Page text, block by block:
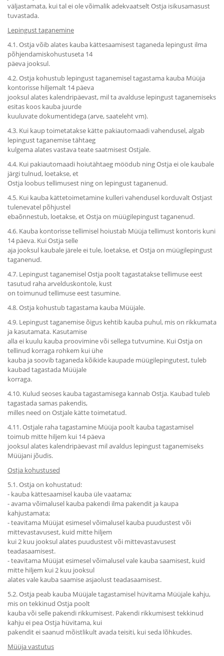
väljastamata, kui tal ei ole võimalik adekvaatselt Ostja isikusamasust
tuvastada.
Lepingust taganemine
4.1. Ostja võib alates kauba kättesaamisest taganeda lepingust ilma
põhjendamiskohustuseta 14
päeva jooksul.
4.2. Ostja kohustub lepingust taganemisel tagastama kauba Müüja
kontorisse hiljemalt 14 päeva
jooksul alates kalendripäevast, mil ta avalduse lepingust taganemiseks
esitas koos kauba juurde
kuuluvate dokumentidega (arve, saateleht vm).
4.3. Kui kaup toimetatakse kätte pakiautomaadi vahendusel, algab
lepingust taganemise tähtaeg
kulgema alates vastava teate saatmisest Ostjale.
4.4. Kui pakiautomaadi hoiutähtaeg möödub ning Ostja ei ole kaubale
järgi tulnud, loetakse, et
Ostja loobus tellimusest ning on lepingust taganenud.
4.5. Kui kauba kättetoimetamine kulleri vahendusel korduvalt Ostjast
tulenevatel põhjustel
ebaõnnestub, loetakse, et Ostja on müügilepingust taganenud.
4.6. Kauba kontorisse tellimisel hoiustab Müüja tellimust kontoris kuni
14 päeva. Kui Ostja selle
aja jooksul kaubale järele ei tule, loetakse, et Ostja on müügilepingust
taganenud.
4.7. Lepingust taganemisel Ostja poolt tagastatakse tellimuse eest
tasutud raha arvelduskontole, kust
on toimunud tellimuse eest tasumine.
4.8. Ostja kohustub tagastama kauba Müüjale.
4.9. Lepingust taganemise õigus kehtib kauba puhul, mis on rikkumata
ja kasutamata. Kasutamise
alla ei kuulu kauba proovimine või sellega tutvumine. Kui Ostja on
tellinud korraga rohkem kui ühe
kauba ja soovib taganeda kõikide kaupade müügilepingutest, tuleb
kaubad tagastada Müüjale
korraga.
4.10. Kulud seoses kauba tagastamisega kannab Ostja. Kaubad tuleb
tagastada samas pakendis,
milles need on Ostjale kätte toimetatud.
4.11. Ostjale raha tagastamine Müüja poolt kauba tagastamisel
toimub mitte hiljem kui 14 päeva
jooksul alates kalendripäevast mil avaldus lepingust taganemiseks
Müüjani jõudis.
Ostja kohustused
5.1. Ostja on kohustatud:
- kauba kättesaamisel kauba üle vaatama;
- avama võimalusel kauba pakendi ilma pakendit ja kaupa
kahjustamata;
- teavitama Müüjat esimesel võimalusel kauba puudustest või
mittevastavusest, kuid mitte hiljem
kui 2 kuu jooksul alates puudustest või mittevastavusest
teadasaamisest.
- teavitama Müüjat esimesel võimalusel vale kauba saamisest, kuid
mitte hiljem kui 2 kuu jooksul
alates vale kauba saamise asjaolust teadasaamisest.
5.2. Ostja peab kauba Müüjale tagastamisel hüvitama Müüjale kahju,
mis on tekkinud Ostja poolt
kauba või selle pakendi rikkumisest. Pakendi rikkumisest tekkinud
kahju ei pea Ostja hüvitama, kui
pakendit ei saanud mõistlikult avada teisiti, kui seda lõhkudes.
Müüja vastutus